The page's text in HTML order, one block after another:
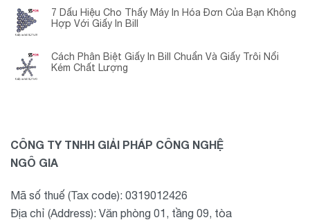
7 Dấu Hiệu Cho Thấy Máy In Hóa Đơn Của Bạn Không
Hợp Với Giấy In Bill
Cách Phân Biệt Giấy In Bill Chuẩn Và Giấy Trôi Nổi
Kém Chất Lượng
CÔNG TY TNHH GIẢI PHÁP CÔNG NGHỆ
NGÔ GIA
Mã số thuế (Tax code): 0319012426
Địa chỉ (Address): Văn phòng 01, tầng 09, tòa